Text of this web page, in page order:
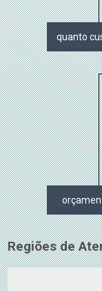
quanto
Regiões de